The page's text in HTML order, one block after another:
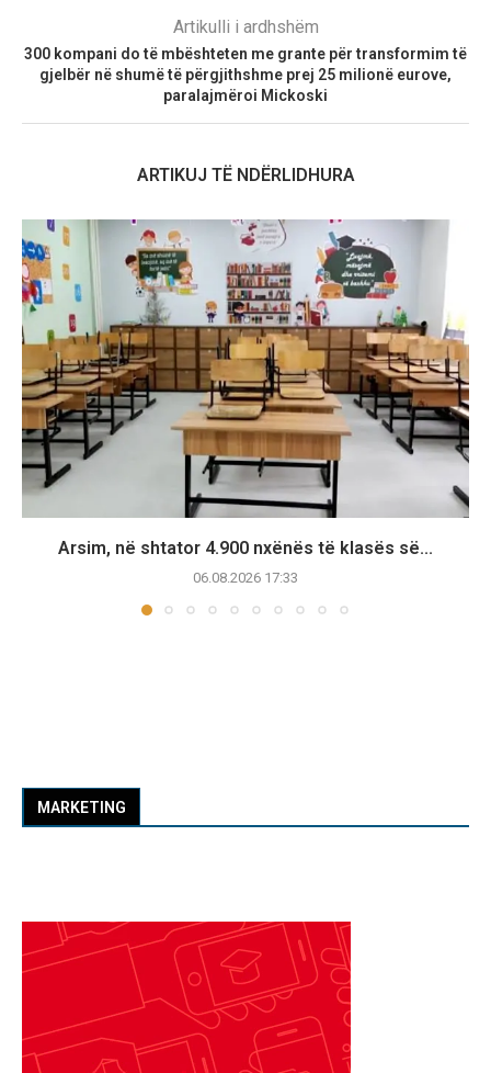
Artikulli i ardhshëm
300 kompani do të mbështeten me grante për transformim të
gjelbër në shumë të përgjithshme prej 25 milionë eurove,
paralajmëroi Mickoski
ARTIKUJ TË NDËRLIDHURA
Arsim, në shtator 4.900 nxënës të klasës së...
06.08.2026 17:33
MARKETING